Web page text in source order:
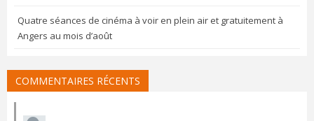
Quatre séances de cinéma à voir en plein air et gratuitement à
Angers au mois d’août
COMMENTAIRES RÉCENTS